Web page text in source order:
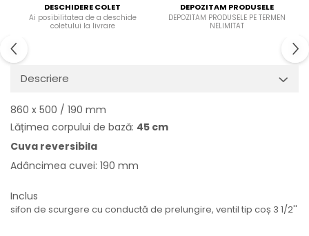
DESCHIDERE COLET
Ai posibilitatea de a deschide
coletului la livrare
DEPOZITAM PRODUSELE
DEPOZITAM PRODUSELE PE TERMEN
NELIMITAT
Descriere
860 x 500 / 190 mm
Lățimea corpului de bază: 45 cm
Cuva reversibila
Adâncimea cuvei: 190 mm
Inclus
sifon de scurgere cu conductă de prelungire, ventil tip coș 3 1/2''